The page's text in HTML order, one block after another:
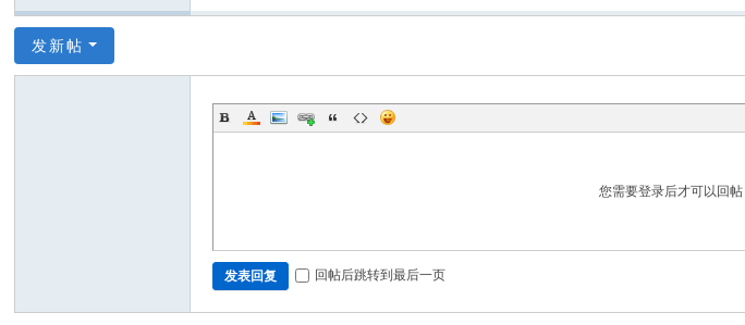
发新帖
您需要登录后才可以回帖
发表回复 回帖后跳转到最后一页